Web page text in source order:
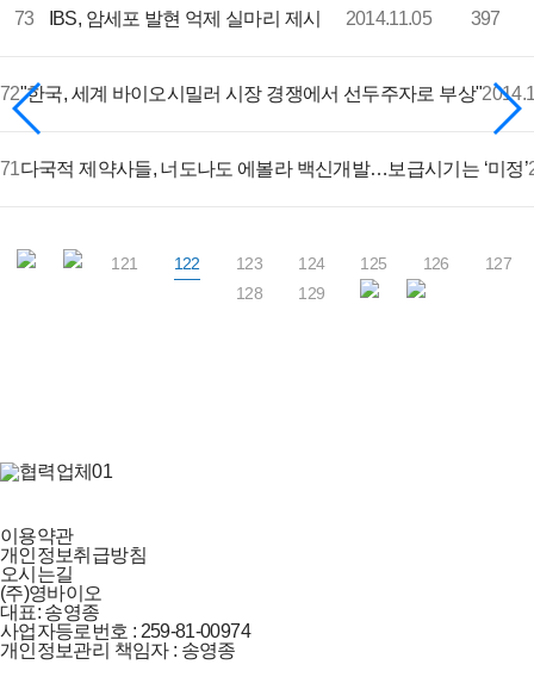
73 IBS, 암세포 발현 억제 실마리 제시 2014.11.05 397
72"한국, 세계 바이오시밀러 시장 경쟁에서 선두주자로 부상"
71다국적 제약사들, 너도나도 에볼라 백신개발…보급시기는 ‘미정’
121 122 123 124 125 126
127
128
129
이용약관
개인정보취급방침
오시는길
(주)영바이오
대표: 송영종
사업자등로번호 : 259-81-00974
개인정보관리 책임자 : 송영종